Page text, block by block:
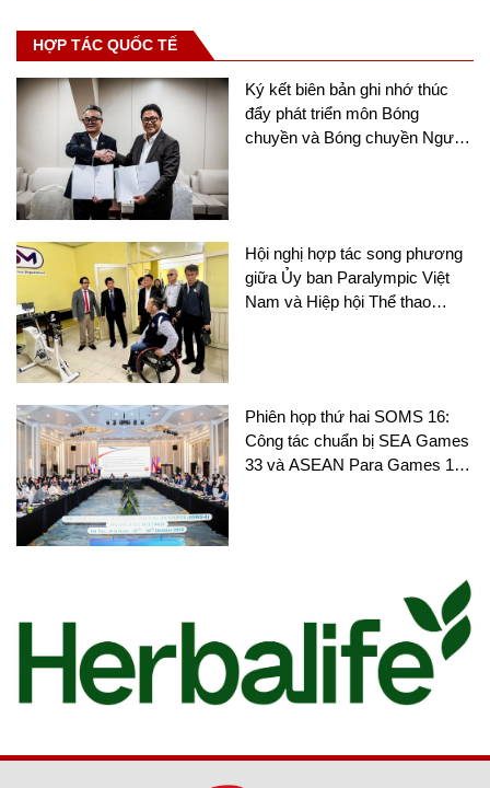
HỢP TÁC QUỐC TẾ
Ký kết biên bản ghi nhớ thúc
đẩy phát triển môn Bóng
chuyền và Bóng chuyền Người
Hội nghị hợp tác song phương
giữa Ủy ban Paralympic Việt
Nam và Hiệp hội Thể thao
Phiên họp thứ hai SOMS 16:
Công tác chuẩn bị SEA Games
33 và ASEAN Para Games 13